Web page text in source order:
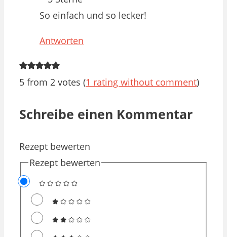
So einfach und so lecker!
Antworten
5 from 2 votes (1 rating without comment)
Schreibe einen Kommentar
Rezept bewerten
Rezept bewerten